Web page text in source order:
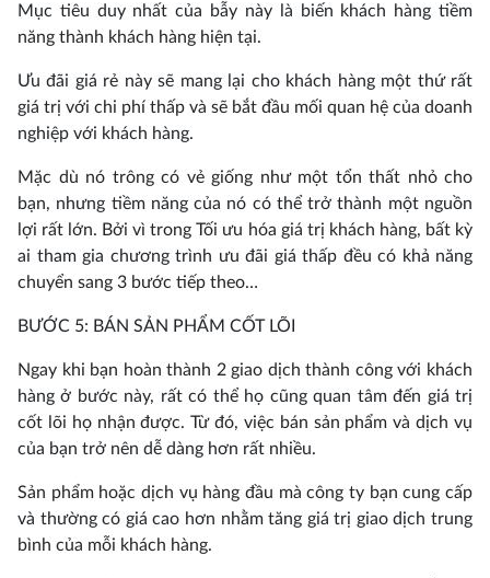
Mục tiêu duy nhất của bẫy này là biến khách hàng tiềm
năng thành khách hàng hiện tại.
Ưu đãi giá rẻ này sẽ mang lại cho khách hàng một thứ rất
giá trị với chi phí thấp và sẽ bắt đầu mối quan hệ của doanh
nghiệp với khách hàng.
Mặc dù nó trông có vẻ giống như một tổn thất nhỏ cho
bạn, nhưng tiềm năng của nó có thể trở thành một nguồn
lợi rất lớn. Bởi vì trong Tối ưu hóa giá trị khách hàng, bất kỳ
ai tham gia chương trình ưu đãi giá thấp đều có khả năng
chuyển sang 3 bước tiếp theo…
BƯỚC 5: BÁN SẢN PHẨM CỐT LÕI
Ngay khi bạn hoàn thành 2 giao dịch thành công với khách
hàng ở bước này, rất có thể họ cũng quan tâm đến giá trị
cốt lõi họ nhận được. Từ đó, việc bán sản phẩm và dịch vụ
của bạn trở nên dễ dàng hơn rất nhiều.
Sản phẩm hoặc dịch vụ hàng đầu mà công ty bạn cung cấp
và thường có giá cao hơn nhằm tăng giá trị giao dịch trung
bình của mỗi khách hàng.